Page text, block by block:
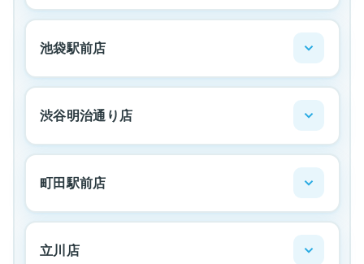
池袋駅前店
渋谷明治通り店
町田駅前店
立川店